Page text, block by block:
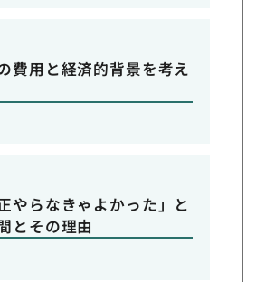
費用と経済的背景を考え
やらなきゃよかった」と
とその理由